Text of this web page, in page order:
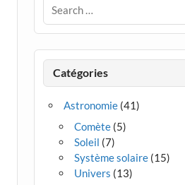
Catégories
Astronomie (41)
Comète (5)
Soleil (7)
Système solaire (15)
Univers (13)